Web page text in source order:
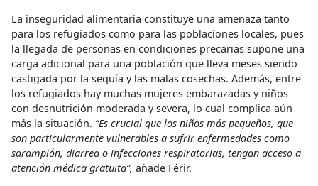
La inseguridad alimentaria constituye una amenaza tanto
para los refugiados como para las poblaciones locales, pues
la llegada de personas en condiciones precarias supone una
carga adicional para una población que lleva meses siendo
castigada por la sequía y las malas cosechas. Además, entre
los refugiados hay muchas mujeres embarazadas y niños
con desnutrición moderada y severa, lo cual complica aún
más la situación. “Es crucial que los niños más pequeños, que
son particularmente vulnerables a sufrir enfermedades como
sarampión, diarrea o infecciones respiratorias, tengan acceso a
atención médica gratuita”, añade Férir.